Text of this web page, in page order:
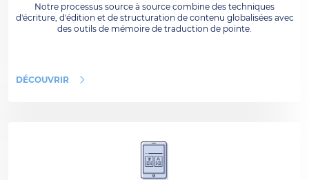
Notre processus source à source combine des techniques
d'écriture, d'édition et de structuration de contenu globalisées avec
des outils de mémoire de traduction de pointe.
DÉCOUVRIR